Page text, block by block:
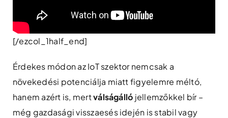
[/ezcol_1half_end]
Érdekes módon az IoT szektor nemcsak a
növekedési potenciálja miatt figyelemre méltó,
hanem azért is, mertválságálló jellemzőkkel bír –
még gazdasági visszaesés idején is stabil vagy